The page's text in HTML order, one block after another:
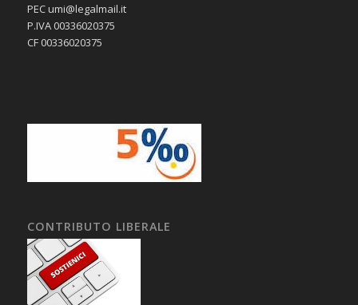
PEC umi@legalmail.it
P.IVA 00336020375
CF 00336020375
CONTRIBUTO LIBERALE